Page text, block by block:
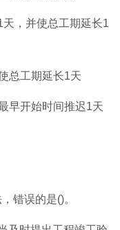
，并使总工期延长1
总工期延长1天
早开始时间推迟1天
错误的是()。